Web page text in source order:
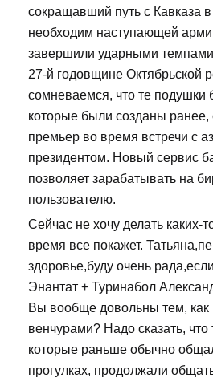
сокращавший путь с Кавказа
необходим наступающей
завершили ударными темпами
27-й годовщине Октябрьской
сомневаемся, что те подушки
которые были созданы ранее,
премьер во время встречи с
президентом. Новый сервис
позволяет зарабатывать на
пользователю.
Сейчас не хочу делать каких-
время все покажет.
здоровье,буду очень
Энантат + Туринабол
Вы вообще довольны тем, как
венчурами? Надо сказать,
которые раньше обычно
прогулках, продолжали